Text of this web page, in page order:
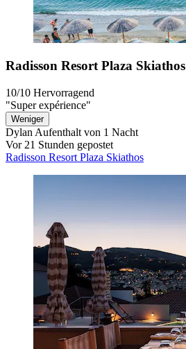
Radisson Resort Plaza Skiathos
10/10 Hervorragend
"Super expérience"
Weniger
Dylan Aufenthalt von 1 Nacht
Vor 21 Stunden gepostet
Radisson Resort Plaza Skiathos